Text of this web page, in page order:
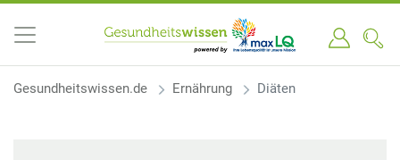
Gesundheitswissen.de Ernährung Diäten